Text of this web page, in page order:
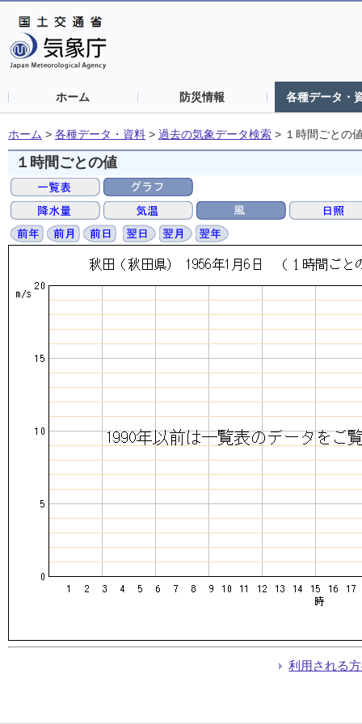
ホーム 防災情報 各種データ・
ホーム > 各種データ・資料 > 過去の気象データ検索 > １時間ごとの
１時間ごとの値
利用される